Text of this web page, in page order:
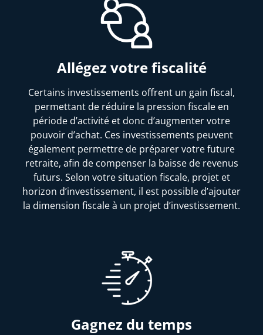
Allégez votre fiscalité
Certains investissements offrent un gain fiscal,
permettant de réduire la pression fiscale en
période d’activité et donc d’augmenter votre
pouvoir d’achat. Ces investissements peuvent
également permettre de préparer votre future
retraite, afin de compenser la baisse de revenus
futurs. Selon votre situation fiscale, projet et
horizon d’investissement, il est possible d’ajouter
la dimension fiscale à un projet d’investissement.
Gagnez du temps